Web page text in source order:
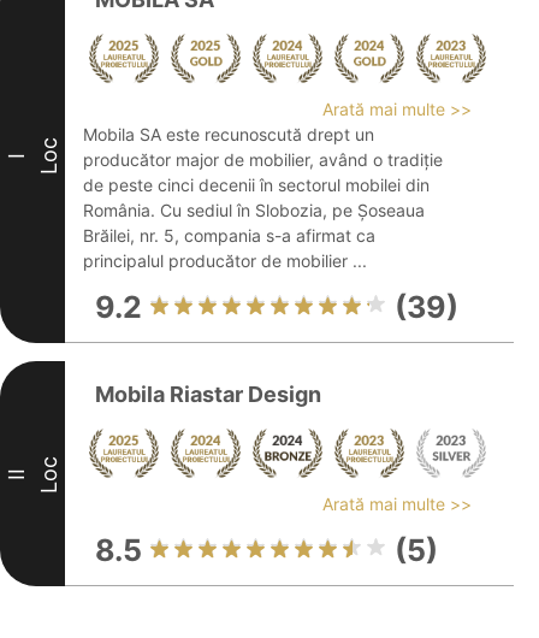
I Loc
Arată mai multe >>
Mobila SA este recunoscută drept un
producător major de mobilier, având o tradiție
de peste cinci decenii în sectorul mobilei din
România. Cu sediul în Slobozia, pe Șoseaua
Brăilei, nr. 5, compania s-a afirmat ca
principalul producător de mobilier ...
9.2 (39)
II Loc
Mobila Riastar Design
Arată mai multe >>
8.5 (5)